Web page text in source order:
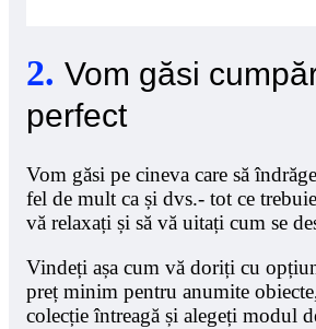
2. Vom găsi
perfect
Vom găsi pe cineva care să
fel de mult ca și dvs.- tot ce trebuie
vă relaxați și să vă uitați cum se
Vindeți așa cum vă doriți cu
preț minim pentru anumite
colecție întreagă și alegeți modul